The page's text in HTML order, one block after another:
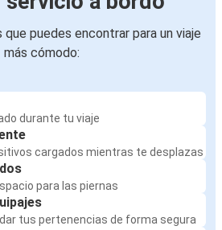
puedes encontrar para un viaje
más cómodo:
durante tu viaje
cargados mientras te desplazas
para las piernas
tus pertenencias de forma segura